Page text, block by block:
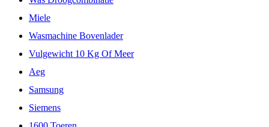
Miele
Wasmachine Bovenlader
Vulgewicht 10 Kg Of Meer
Aeg
Samsung
Siemens